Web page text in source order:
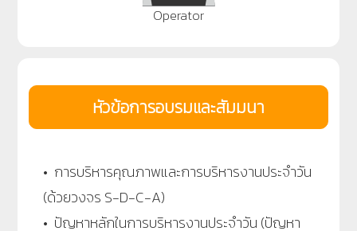
Operator
หัวข้อการอบรมและสัมมนา
• การบริหารคุณภาพและการบริหารงานประจำวัน
(ด้วยวงจร S-D-C-A)
• ปัญหาหลักในการบริหารงานประจำวัน (ปัญหา